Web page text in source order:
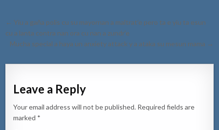
Post
navigation
← Yiu a gaña polis cu su mayornan a maltrat’e pero ta e yiu ta esun
cu a lanta contra nan ora cu nan a zundr’e
Mucha special a haya un anxiety attack y a ataka su mesun mama →
Leave a Reply
Your email address will not be published. Required fields are
marked *